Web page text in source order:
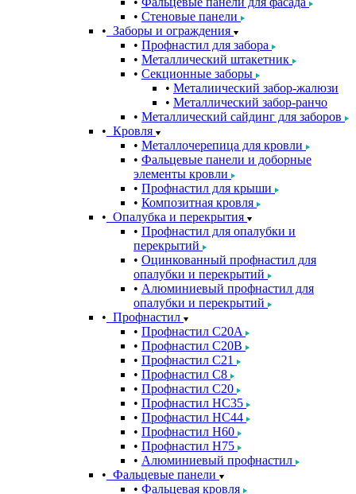
Стеновые панели
Заборы и ограждения
Профнастил для забора
Металлический штакетник
Секционные заборы
Металиический забор-жалюзи
Металлический забор-ранчо
Металлический сайдинг для заборов
Кровля
Металлочерепица для кровли
Фальцевые панели и доборные
элементы кровли
Профнастил для крыши
Композитная кровля
Опалубка и перекрытия
Профнастил для опалубки и
перекрытий
Оцинкованный профнастил для
опалубки и перекрытий
Алюминиевый профнастил для
опалубки и перекрытий
Профнастил
Профнастил С20A
Профнастил С20B
Профнастил С21
Профнастил С8
Профнастил С20
Профнастил НС35
Профнастил НС44
Профнастил Н60
Профнастил Н75
Алюминиевый профнастил
Фальцевые панели
Фальцевая кровля